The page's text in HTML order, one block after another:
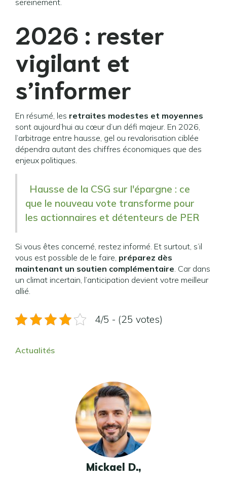
sereinement.
2026 : rester
vigilant et
s’informer
En résumé, les retraites modestes et moyennes
sont aujourd’hui au cœur d’un défi majeur. En 2026,
l’arbitrage entre hausse, gel ou revalorisation ciblée
dépendra autant des chiffres économiques que des
enjeux politiques.
Hausse de la CSG sur l'épargne : ce
que le nouveau vote transforme pour
les actionnaires et détenteurs de PER
Si vous êtes concerné, restez informé. Et surtout, s’il
vous est possible de le faire, préparez dès
maintenant un soutien complémentaire. Car dans
un climat incertain, l’anticipation devient votre meilleur
allié.
4/5 - (25 votes)
Actualités
Mickael D.,